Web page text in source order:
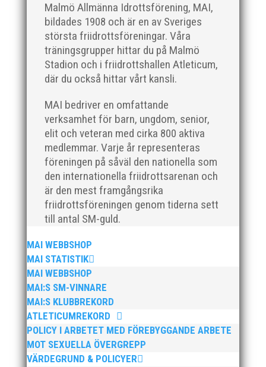
Malmö Allmänna Idrottsförening, MAI,
bildades 1908 och är en av Sveriges
största friidrottsföreningar. Våra
träningsgrupper hittar du på Malmö
Stadion och i friidrottshallen Atleticum,
där du också hittar vårt kansli.
MAI bedriver en omfattande
verksamhet för barn, ungdom, senior,
elit och veteran med cirka 800 aktiva
medlemmar. Varje år representeras
föreningen på såväl den nationella som
den internationella friidrottsarenan och
är den mest framgångsrika
friidrottsföreningen genom tiderna sett
till antal SM-guld.
MAI WEBBSHOP
MAI STATISTIK
MAI WEBBSHOP
MAI:S SM-VINNARE
MAI:S KLUBBREKORD
ATLETICUMREKORD
POLICY I ARBETET MED FÖREBYGGANDE ARBETE
MOT SEXUELLA ÖVERGREPP
VÄRDEGRUND & POLICYER
Efter en noggrann och lång rekryteringsprocess är vi
Peter Karlsson, till vårt team. Med hans tidigare
erfarenhet och expertis från sina fyra år som
klubbchef på IF Kville i Göteborg är vi övertygade om
att han kommer...
Den 24-25 februari var det SM för juniorer (K22/M22 -
P17/F17) i Örebro. MAI hade många fina framgångar.
En trupp om 14 ungdomar åkte upp till Örebro och
tog med sig 1 guld, 1 silver och 3 brons hem till
Malmö. Utöver det många finalplatser och fina...